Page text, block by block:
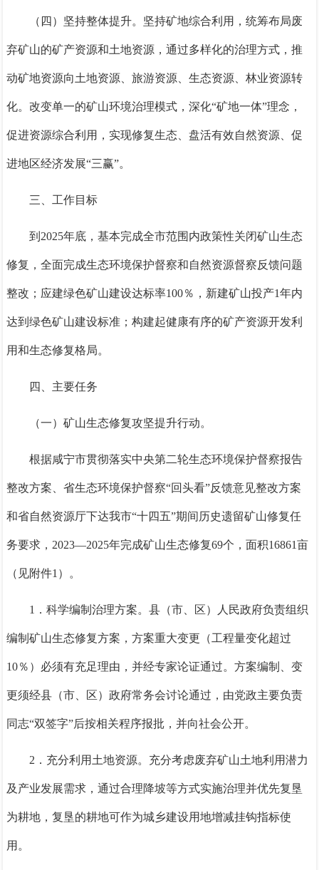
（四）坚持整体提升。 坚持矿地综合利用，统筹布局废
弃矿山的矿产资源和土地资源，通过多样化的治理方式，推
动矿地资源向土地资源、旅游资源、生态资源、林业资源转
化。改变单一的矿山环境治理模式，深化“矿地一体”理念，
促进资源综合利用，实现修复生态、盘活有效自然资源、促
进地区经济发展“三赢”。
三、工作目标
到 2025年底，基本完成全市范围内政策性关闭矿山生态
修复，全面完成生态环境保护督察和自然资源督察反馈问题
整改；应建绿色矿山建设达标率100％ ，新建矿山投产1年内
达到绿色矿山建设标准；构建起健康有序的矿产资源开发利
用和生态修复格局。
四、主要任务
（一）矿山生态修复攻坚提升行动。
根据咸宁市贯彻落实中央第二轮生态环境保护督察报告
整改方案、省生态环境保护督察“回头看”反馈意见整改方案
和省自然资源厅下达我市“十四五”期间历史遗留矿山修复任
务要求， 2023—2025年完成矿山生态修复69个，面积16861亩
（见附件1 ）。
1．科学编制治理方案。县（市、区）人民政府负责组织
编制矿山生态修复方案，方案重大变更（工程量变化超过
10％ ）必须有充足理由，并经专家论证通过。方案编制、变
更须经县（市、区）政府常务会讨论通过，由党政主要负责
同志“双签字”后按相关程序报批 ，并向社会公开。
2． 充分利用土地资源。充分考虑废弃矿山土地利用潜力
及产业发展需求，通过合理降坡等方式实施治理并优先复垦
为耕地，复垦的耕地可作为城乡建设用地增减挂钩指标使
用。